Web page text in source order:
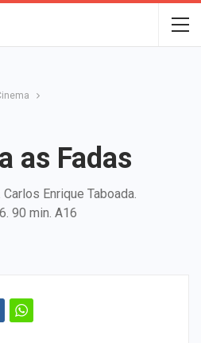
as Fadas
Enrique Taboada.
90 min. A16